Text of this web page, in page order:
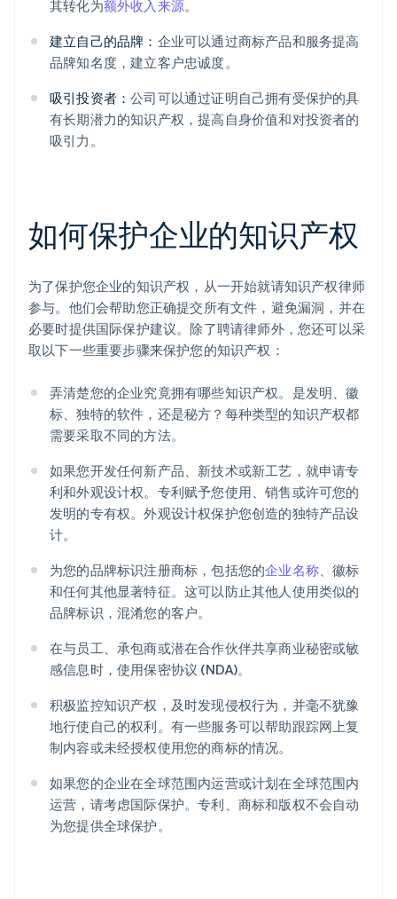
其转化为额外收入来源。
建立自己的品牌： 企业可以通过商标产品和服务提高
品牌知名度，建立客户忠诚度。
吸引投资者：公司可以通过证明自己拥有受保护的具
有长期潜力的知识产权，提高自身价值和对投资者的
吸引力。
如何保护企业的知识产权
为了保护您企业的知识产权，从一开始就请知识产权律师
参与。他们会帮助您正确提交所有文件，避免漏洞，并在
必要时提供国际保护建议。除了聘请律师外，您还可以采
取以下一些重要步骤来保护您的知识产权：
弄清楚您的企业究竟拥有哪些知识产权。是发明、徽
标、独特的软件，还是秘方？每种类型的知识产权都
需要采取不同的方法。
如果您开发任何新产品、新技术或新工艺，就申请专
利和外观设计权。专利赋予您使用、销售或许可您的
发明的专有权。外观设计权保护您创造的独特产品设
计。
为您的品牌标识注册商标，包括您的企业名称、徽标
和任何其他显著特征。这可以防止其他人使用类似的
品牌标识，混淆您的客户。
在与员工、承包商或潜在合作伙伴共享商业秘密或敏
感信息时，使用保密协议 (NDA)。
积极监控知识产权，及时发现侵权行为，并毫不犹豫
地行使自己的权利。有一些服务可以帮助跟踪网上复
制内容或未经授权使用您的商标的情况。
如果您的企业在全球范围内运营或计划在全球范围内
运营，请考虑国际保护。专利、商标和版权不会自动
为您提供全球保护。